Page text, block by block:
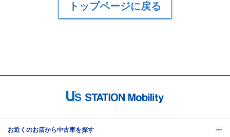
トップページに戻る
お近くのお店から中古車を探す